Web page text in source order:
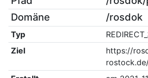
Domäne
/rosdok
Typ
Ziel
https://